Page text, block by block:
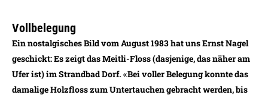
Vollbelegung
Ein nostalgisches Bild vom August 1983 hat uns Ernst Nagel
geschickt: Es zeigt das Meitli-Floss (dasjenige, das näher am
Ufer ist) im Strandbad Dorf. «Bei voller Belegung konnte das
damalige Holzfloss zum Untertauchen gebracht werden, bis